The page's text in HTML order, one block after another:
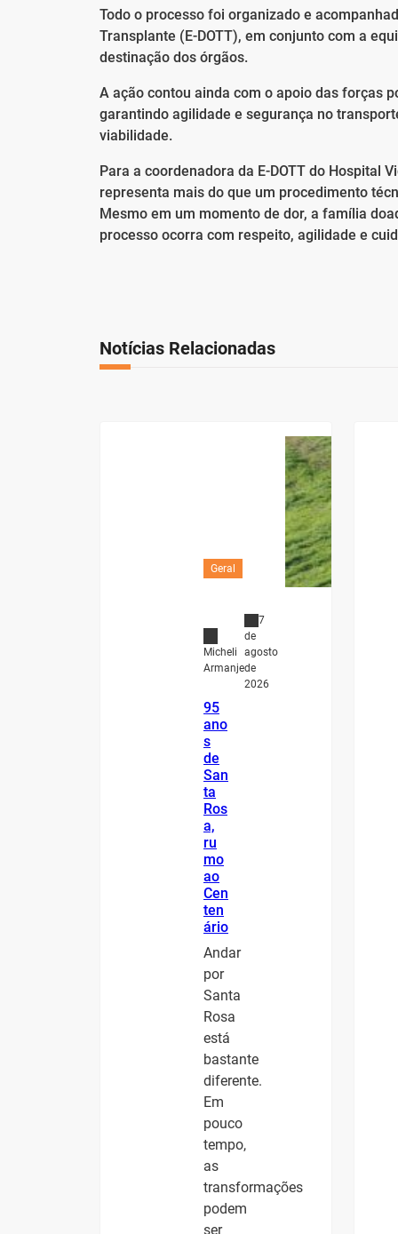
Todo o processo foi organizado e
Transplante (E-DOTT), em conjunto com a
destinação dos órgãos.
A ação contou ainda com o apoio das forças
garantindo agilidade e segurança no
viabilidade.
Para a coordenadora da E-DOTT do Hospital
representa mais do que um procedimento
Mesmo em um momento de dor, a família
processo ocorra com respeito, agilidade e
Notícias Relacionadas
Geral
Micheli
Armanje
7
de
agosto
de
2026
95
ano
s
de
San
ta
Ros
a,
ru
mo
ao
Cen
ten
ário
Andar
por
Santa
Rosa
está
bastante
diferente.
Em
pouco
tempo,
as
transformações
podem
ser